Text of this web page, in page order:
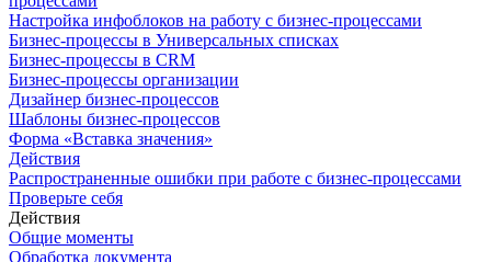
Настройка инфоблоков на работу с бизнес-процессами
Бизнес-процессы в Универсальных списках
Бизнес-процессы в CRM
Бизнес-процессы организации
Дизайнер бизнес-процессов
Шаблоны бизнес-процессов
Форма «Вставка значения»
Действия
Распространенные ошибки при работе с бизнес-процессами
Проверьте себя
Действия
Общие моменты
Обработка документа